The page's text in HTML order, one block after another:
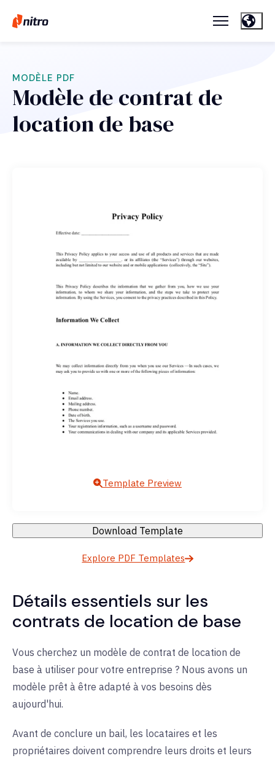
MODÈLE PDF
Modèle de contrat de
location de base
Template Preview
Download Template
Explore PDF Templates
Détails essentiels sur les
contrats de location de base
Vous cherchez un modèle de contrat de location de
base à utiliser pour votre entreprise ? Nous avons un
modèle prêt à être adapté à vos besoins dès
aujourd'hui.
Avant de conclure un bail, les locataires et les
propriétaires doivent comprendre leurs droits et leurs